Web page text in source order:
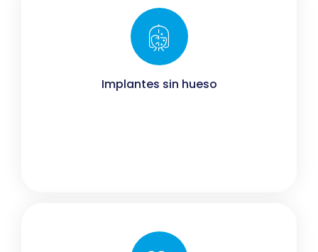
Implantes sin hueso